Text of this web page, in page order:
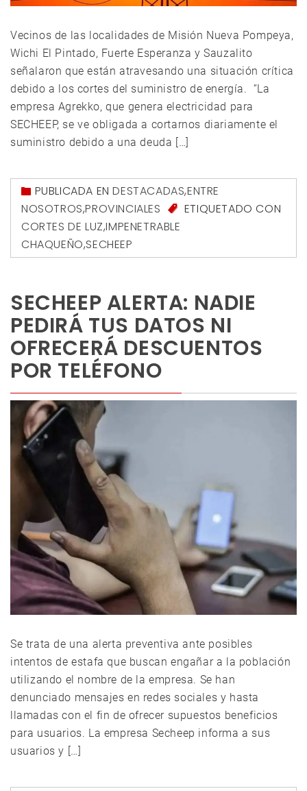
Vecinos de las localidades de Misión Nueva Pompeya,
Wichi El Pintado, Fuerte Esperanza y Sauzalito
señalaron que están atravesando una situación crítica
debido a los cortes del suministro de energía. “La
empresa Agrekko, que genera electricidad para
SECHEEP, se ve obligada a cortarnos diariamente el
suministro debido a una deuda […]
PUBLICADA ENDESTACADAS,ENTRE
NOSOTROS,PROVINCIALES
ETIQUETADO CON
CORTES DE LUZ,IMPENETRABLE
CHAQUEÑO,SECHEEP
SECHEEP ALERTA: NADIE
PEDIRÁ TUS DATOS NI
OFRECERÁ DESCUENTOS
POR TELÉFONO
Se trata de una alerta preventiva ante posibles
intentos de estafa que buscan engañar a la población
utilizando el nombre de la empresa. Se han
denunciado mensajes en redes sociales y hasta
llamadas con el fin de ofrecer supuestos beneficios
para usuarios. La empresa Secheep informa a sus
usuarios y […]